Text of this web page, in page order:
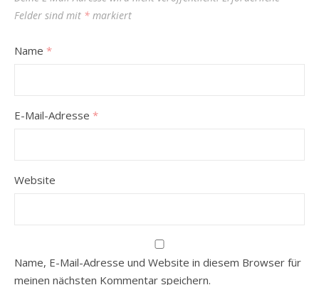
Felder sind mit * markiert
Name *
E-Mail-Adresse *
Website
Name, E-Mail-Adresse und Website in diesem Browser für
meinen nächsten Kommentar speichern.